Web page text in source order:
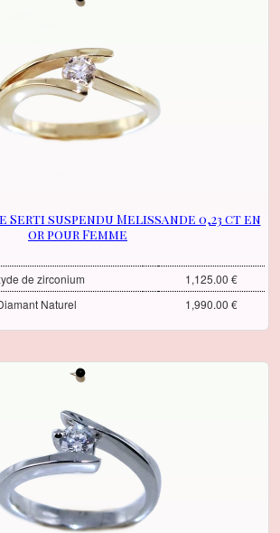
Serti suspendu Melissande 0,23 ct en
or pour Femme
de zirconium
1,125.00 €
Naturel
1,990.00 €